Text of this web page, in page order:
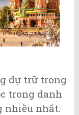
dự trữ trong
trong danh
nhiều nhất.